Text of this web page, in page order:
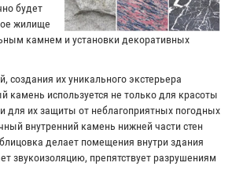
будет
жилище
камнем и установки декоративных
создания их уникального экстерьера
камень используется не только для красоты
для их защиты от неблагоприятных погодных
внутренний камень нижней части стен
делает помещения внутри здания
звукоизоляцию, препятствует разрушениям